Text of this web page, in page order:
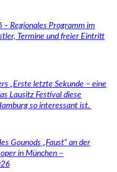
Regionales Programm im
Termine und freier Eintritt
„Erste letzte Sekunde – eine
Lausitz Festival diese
so interessant ist.
Gounods „Faust“ an der
in München –